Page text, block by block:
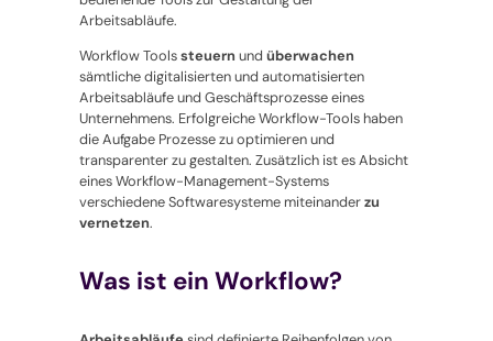
Arbeitsabläufe.
Workflow Toolssteuern und überwachen
sämtliche digitalisierten und automatisierten
Arbeitsabläufe und Geschäftsprozesse eines
Unternehmens. Erfolgreiche Workflow-Tools haben
die Aufgabe Prozesse zu optimieren und
transparenter zu gestalten. Zusätzlich ist es Absicht
eines Workflow-Management-Systems
verschiedene Softwaresysteme miteinanderzu
vernetzen.
Was ist ein Workflow?